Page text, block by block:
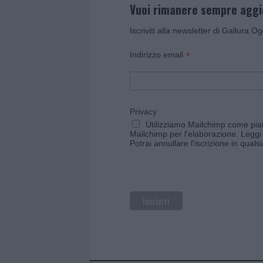
Vuoi rimanere sempre
Iscriviti alla newsletter di Gallura
Indirizzo email *
Privacy
Utilizziamo Mailchimp come
Mailchimp per l'elaborazione.
Potrai annullare l'iscrizione in